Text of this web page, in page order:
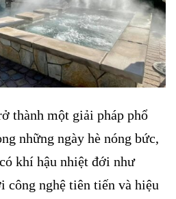
thành một giải pháp phổ
những ngày hè nóng bức,
khí hậu nhiệt đới như
công nghệ tiên tiến và hiệu